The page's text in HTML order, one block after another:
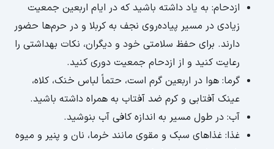
ازدحام: به یاد داشته باشید که در ایام اربعین جمعیت
زیادی در مسیر پیاده‌روی نجف به کربلا و در حرم‌ها حضور
دارند. برای حفظ سلامتی خود و دیگران، نکات بهداشتی را
رعایت کنید و از ازدحام جمعیت دوری کنید.
گرما: هوا در اربعین گرم است، حتماً لباس خنک، کلاه،
عینک آفتابی و کرم ضد آفتاب به همراه داشته باشید.
آب: در طول مسیر به اندازه کافی آب بنوشید.
غذا: غذاهای سبک و مقوی مانند خرما، نان و پنیر و میوه